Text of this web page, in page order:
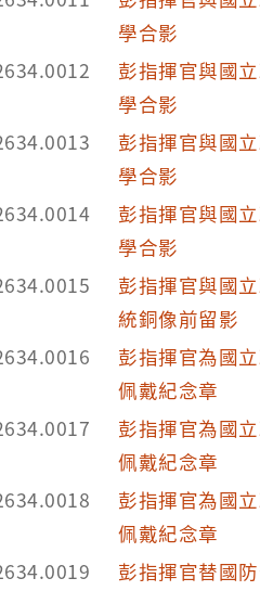
學合影
彭指揮官與國
學合影
彭指揮官與國
學合影
彭指揮官與國
學合影
彭指揮官與國
統銅像前留影
彭指揮官為國
佩戴紀念章
彭指揮官為國
佩戴紀念章
彭指揮官為國
佩戴紀念章
彭指揮官替國